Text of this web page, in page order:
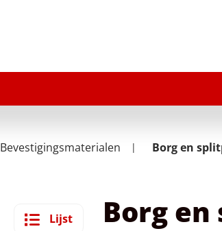
Bevestigingsmaterialen Borg en
Lijst Borg